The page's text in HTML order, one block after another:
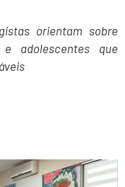
orientam sobre
adolescentes que